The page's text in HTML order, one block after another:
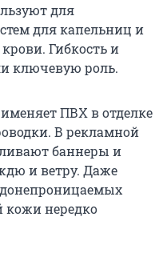
для
для капельниц и
Гибкость и
ключевую роль.
ПВХ в отделке
В рекламной
баннеры и
и ветру. Даже
кожи нередко